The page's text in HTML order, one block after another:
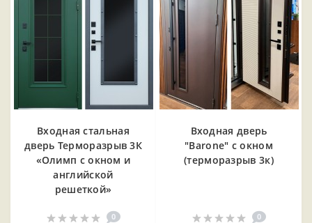
Входная cтальная
дверь Терморазрыв 3К
«Олимп с окном и
английской
решеткой»
0
Входная дверь
"Barone" с окном
(терморазрыв 3к)
0